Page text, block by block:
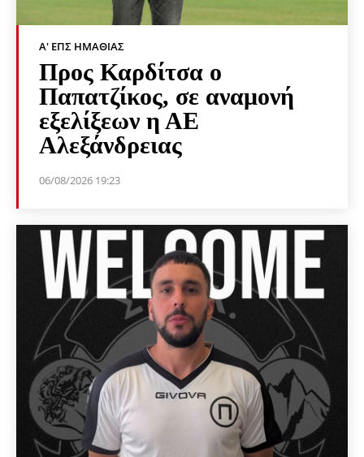
Α' ΕΠΣ ΗΜΑΘΊΑΣ
Προς Καρδίτσα ο
Παπατζίκος, σε αναμονή
εξελίξεων η ΑΕ
Αλεξάνδρειας
06/08/2026 19:23